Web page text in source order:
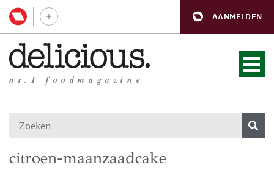
AANMELDEN
nr.1 foodmagazine
citroen-maanzaadcake